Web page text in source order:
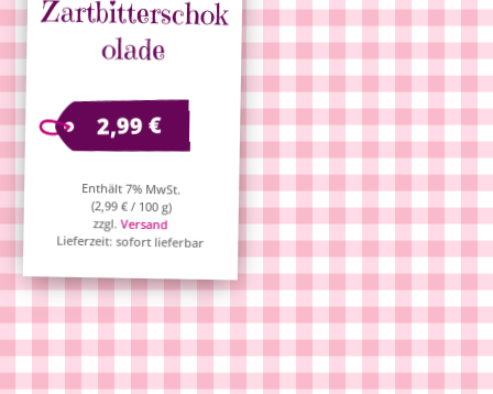
olade
2,99€
Enthält 7% MwSt.
(2,99€/ 100 g)
zzgl.Versand
Lieferzeit: sofort lieferbar